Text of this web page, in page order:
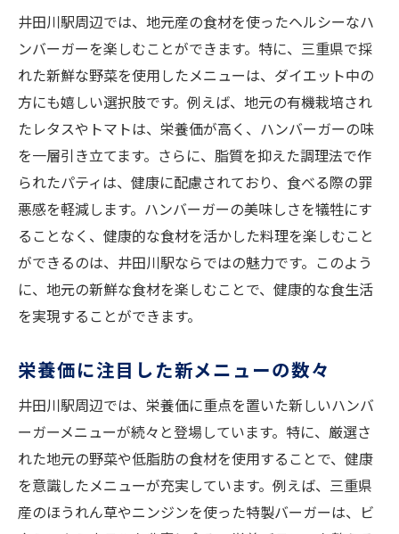
栄養バランスを考慮したお店選び
ダイエットをサポートする食材の秘密
健康志向の方におすすめのメニュー
罪悪感なしで楽しむ井田川駅のハンバーガーと
は
ヘルシー志向の新感覚ハンバーガー
健康を考えた特別オーダーの提案
ダイエット中でも安心な食材選び
罪悪感を感じさせない味の工夫
健康維持に役立つ食材を使った一品
リフレッシュできるランチタイムの楽しみ
井田川駅周辺で見つけた健康ハンバーガーの秘
密
おいしさと健康を両立する調理法
地域密着型の食材選びの魅力
健康的な選択をサポートする情報
井田川駅周辺では、地元産の食材を使ったヘルシーなハ
ンバーガーを楽しむことができます。特に、三重県で採
れた新鮮な野菜を使用したメニューは、ダイエット中の
方にも嬉しい選択肢です。例えば、地元の有機栽培され
たレタスやトマトは、栄養価が高く、ハンバーガーの味
を一層引き立てます。さらに、脂質を抑えた調理法で作
られたパティは、健康に配慮されており、食べる際の罪
悪感を軽減します。ハンバーガーの美味しさを犠牲にす
ることなく、健康的な食材を活かした料理を楽しむこと
ができるのは、井田川駅ならではの魅力です。このよう
に、地元の新鮮な食材を楽しむことで、健康的な食生活
を実現することができます。
栄養価に注目した新メニューの数々
井田川駅周辺では、栄養価に重点を置いた新しいハンバ
ーガーメニューが続々と登場しています。特に、厳選さ
れた地元の野菜や低脂肪の食材を使用することで、健康
を意識したメニューが充実しています。例えば、三重県
産のほうれん草やニンジンを使った特製バーガーは、ビ